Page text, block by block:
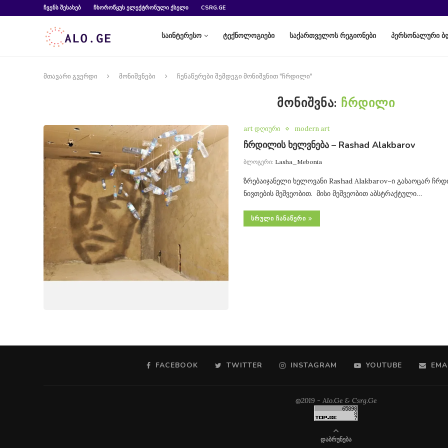
ᲩᲕᲔᲜᲡ ᲨᲔᲡᲐᲮᲔᲑ ᲩᲮᲝᲠᲝᲬᲧᲣᲡ ᲔᲚᲔᲥᲢᲠᲝᲜᲣᲚᲘ ᲥᲡᲔᲚᲘ CSRG.GE
საინტერესო ტექნოლოგიები საქართველოს რეგიონები პერსონალური
მთავარი გვერდი მონიშვნები ჩენაწერები შემდეგი მონიშვნით "ჩრდილი"
ᲛᲝᲜᲘᲨᲕᲜᲐ: ᲩᲠᲓᲘᲚᲘ
art დღიური modern art
ჩრდილის ხელვნება – Rashad Alakbarov
ბლოგერი: Lasha_Mebonia
ზრებაიჯანელი ხელოვანი Rashad Alakbarov–ი გასაოცარ
ნივთების მეშვეობით. მისი მეშვეობით აბსტრაქტული…
ᲡᲠᲣᲚᲘ ᲩᲐᲜᲐᲬᲔᲠᲘ
FACEBOOK TWITTER INSTAGRAM YOUTUBE
@2019 - Alo.Ge & Csrg.Ge
ᲓᲐᲑᲠᲣᲜᲔᲑᲐ